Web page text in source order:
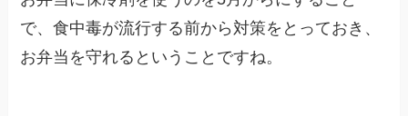
で、食中毒が流行する前から対策をとっておき、
お弁当を守れるということですね。